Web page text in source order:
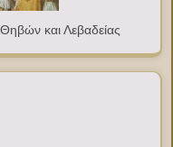
και Λεβαδείας